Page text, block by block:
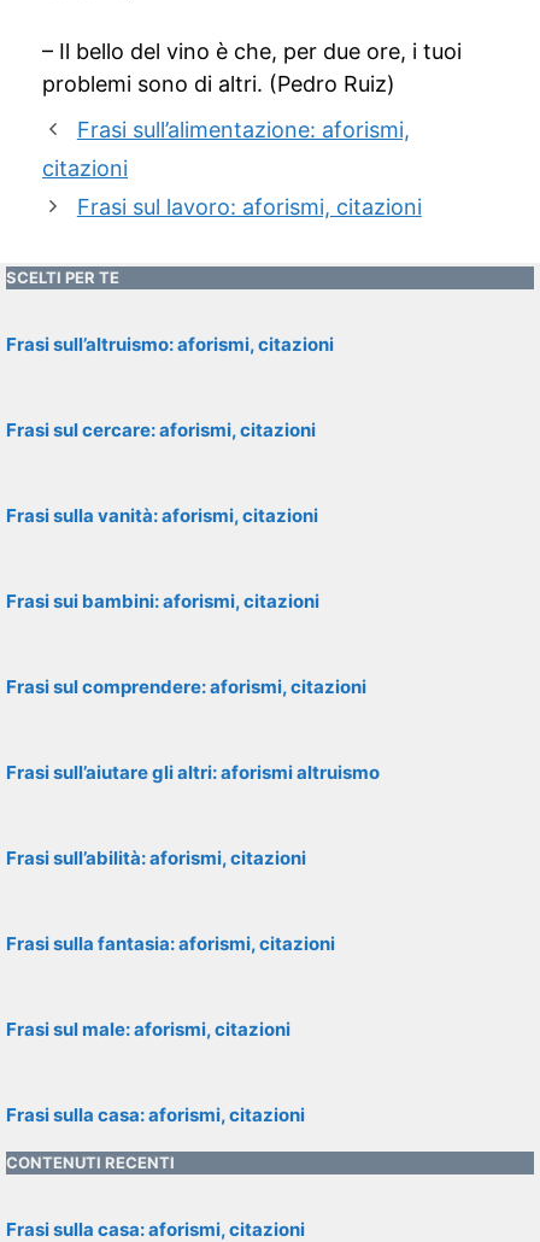
– Il bello del vino è che, per due ore, i tuoi
problemi sono di altri. (Pedro Ruiz)
Frasi sull’alimentazione: aforismi,
citazioni
Frasi sul lavoro: aforismi, citazioni
SCELTI PER TE
Frasi sull’altruismo: aforismi, citazioni
Frasi sul cercare: aforismi, citazioni
Frasi sulla vanità: aforismi, citazioni
Frasi sui bambini: aforismi, citazioni
Frasi sul comprendere: aforismi, citazioni
Frasi sull’aiutare gli altri: aforismi altruismo
Frasi sull’abilità: aforismi, citazioni
Frasi sulla fantasia: aforismi, citazioni
Frasi sul male: aforismi, citazioni
Frasi sulla casa: aforismi, citazioni
CONTENUTI RECENTI
Frasi sulla casa: aforismi, citazioni